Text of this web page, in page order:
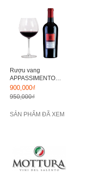
Rượu vang
APPASSIMENTO
NEGROAMARO
PASSITO SALENTO
900,000₫
950,000₫
SẢN PHẨM ĐÃ XEM